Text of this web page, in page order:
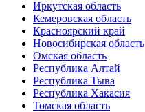
Иркутская область
Кемеровская область
Красноярский край
Новосибирская область
Омская область
Республика Алтай
Республика Тыва
Республика Хакасия
Томская область